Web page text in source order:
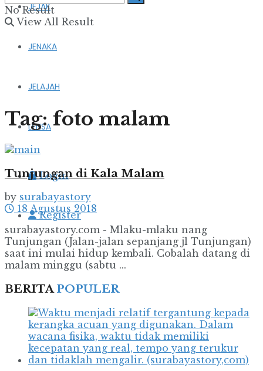
JEJAK
JENAKA
JELAJAH
LENSA
Login
Register
No Result
View All Result
Tag:foto malam
Tunjungan di Kala Malam
by surabayastory
18 Agustus 2018
surabayastory.com - Mlaku-mlaku nang
Tunjungan (Jalan-jalan sepanjang jl Tunjungan)
saat ini mulai hidup kembali. Cobalah datang di
malam minggu (sabtu ...
BERITAPOPULER